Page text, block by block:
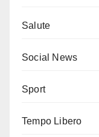
Salute
Social News
Sport
Tempo Libero